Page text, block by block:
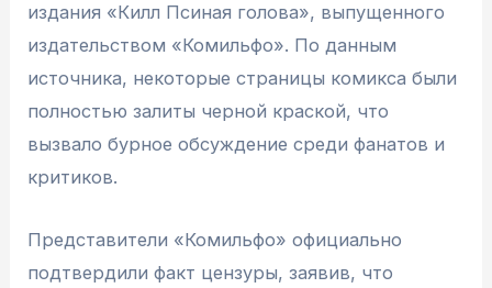
издания «Килл Псиная голова», выпущенного
издательством «Комильфо». По данным
источника, некоторые страницы комикса были
полностью залиты черной краской, что
вызвало бурное обсуждение среди фанатов и
критиков.
Представители «Комильфо» официально
подтвердили факт цензуры, заявив, что